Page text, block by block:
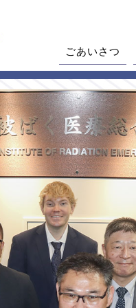
ごあいさつ